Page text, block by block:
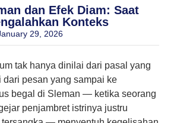
dan Efek Diam: Saat
Konteks
29, 2026
tak hanya dinilai dari pasal yang
dari pesan yang sampai ke
begal di Sleman — ketika seorang
penjambret istrinya justru